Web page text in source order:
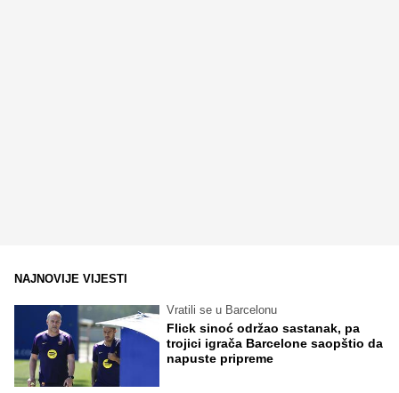
NAJNOVIJE VIJESTI
Vratili se u Barcelonu
Flick sinoć održao sastanak, pa
trojici igrača Barcelone saopštio da
napuste pripreme